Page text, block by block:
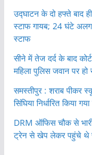
उद्घाटन के दो हफ्ते बाद
स्टाफ गायब; 24 घंटे
स्टाफ
सीने में तेज दर्द के बाद
महिला पुलिस जवान पर हो
समस्तीपुर : शराब पीकर
सिंघिया निर्धारित किया
DRM ऑफिस चौक से
ट्रेन से खेप लेकर पहुंचे थे